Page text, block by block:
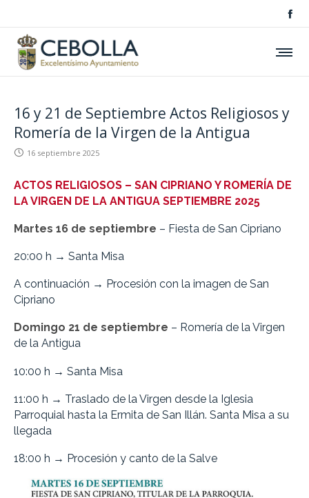
16 y 21 de Septiembre Actos Religiosos y
Romería de la Virgen de la Antigua
16 septiembre 2025
ACTOS RELIGIOSOS – SAN CIPRIANO Y ROMERÍA DE
LA VIRGEN DE LA ANTIGUA SEPTIEMBRE 2025
Martes 16 de septiembre – Fiesta de San Cipriano
20:00 h → Santa Misa
A continuación → Procesión con la imagen de San
Cipriano
Domingo 21 de septiembre – Romería de la Virgen
de la Antigua
10:00 h → Santa Misa
11:00 h → Traslado de la Virgen desde la Iglesia
Parroquial hasta la Ermita de San Illán. Santa Misa a su
llegada
18:00 h → Procesión y canto de la Salve